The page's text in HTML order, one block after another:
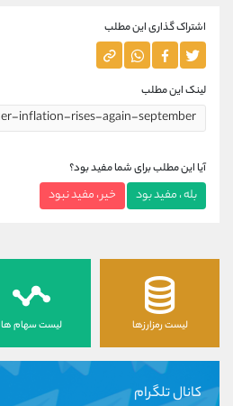
اشتراک گذاری این مطلب
لینک این مطلب
آیا این مطلب برای شما مفید بود؟
بله ، مفید بود خیر ، مفید نبود
لیست رمزارزها لیست سهام ها
کانال تلگرام